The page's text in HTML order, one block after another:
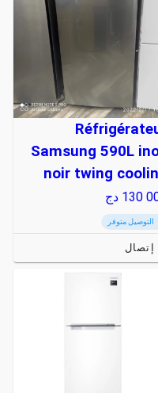
Samsung 590L
noir twing
130 دج
التوصيل متوفر
إتصال